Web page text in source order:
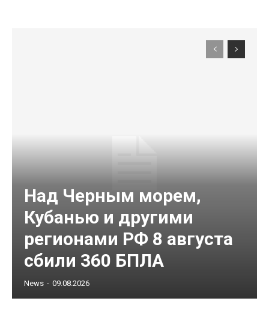
Над Черным морем,
Кубанью и другими
регионами РФ 8 августа
сбили 360 БПЛА
News - 09.08.2026